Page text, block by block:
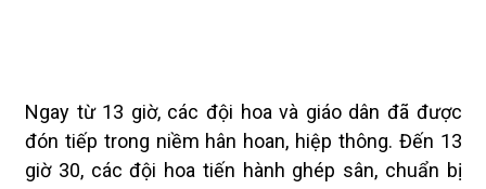
Ngay từ 13 giờ, các đội hoa và giáo dân đã được
đón tiếp trong niềm hân hoan, hiệp thông. Đến 13
giờ 30, các đội hoa tiến hành ghép sân, chuẩn bị